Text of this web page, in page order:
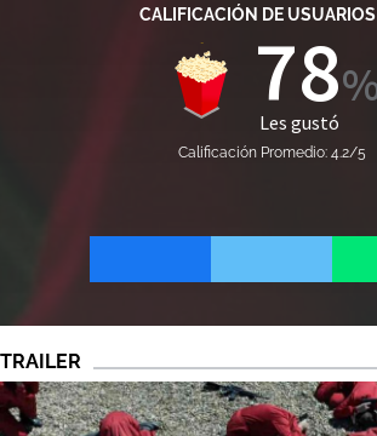
CALIFICACIÓN DE USUARIOS
78
Les gustó
Calificación Promedio: 4.2/5
TRAILER